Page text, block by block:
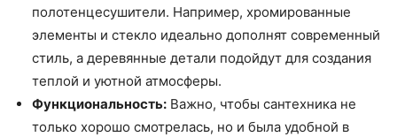
полотенцесушители. Например, хромированные
элементы и стекло идеально дополнят современный
стиль, а деревянные детали подойдут для создания
теплой и уютной атмосферы.
Функциональность: Важно, чтобы сантехника не
только хорошо смотрелась, но и была удобной в